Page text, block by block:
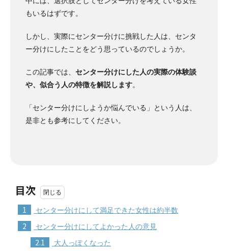
もいるはずです。
しかし、実際にセンター分けに挑戦した人は、センタ
ー分けにしたことをどう思っているのでしょうか。
この記事では、 センター分けにした人の実際の体験談
や、似合う人の特徴を解説します。
「センター分けにしようか悩んでいる」という人は、
是非とも参考にしてください。
目次
1 センター分けにして満足できた女性は約半数
2 センター分けにしてよかった人の意見
2.1 大人っぽくなった